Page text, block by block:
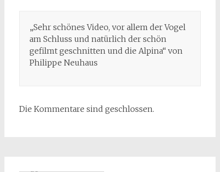
„Sehr schönes Video, vor allem der Vogel
am Schluss und natürlich der schön
gefilmt geschnitten und die Alpina“ von
Philippe Neuhaus
Die Kommentare sind geschlossen.